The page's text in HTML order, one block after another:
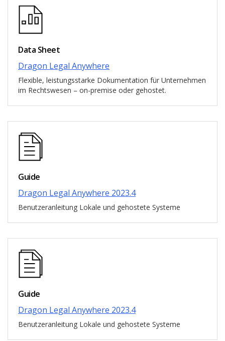
Data Sheet
Dragon Legal Anywhere
Flexible, leistungsstarke Dokumentation für Unternehmen
im Rechtswesen – on-premise oder gehostet.
Guide
Dragon Legal Anywhere 2023.4
Benutzeranleitung Lokale und gehostete Systeme
Guide
Dragon Legal Anywhere 2023.4
Benutzeranleitung Lokale und gehostete Systeme